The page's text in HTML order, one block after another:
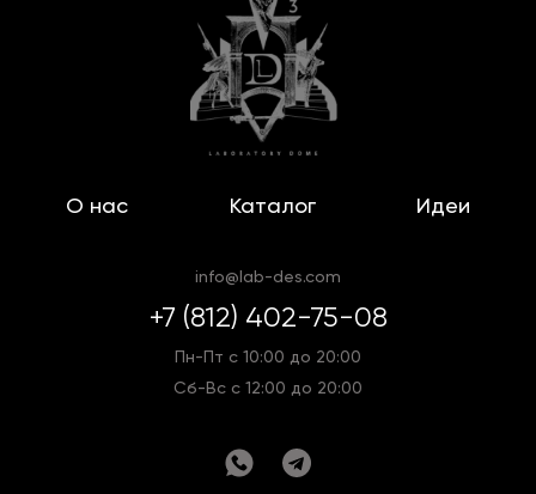
О нас Каталог Идеи
info@lab-des.com
+7 (812) 402-75-08
Пн-Пт с 10:00 до 20:00
Сб-Вс с 12:00 до 20:00